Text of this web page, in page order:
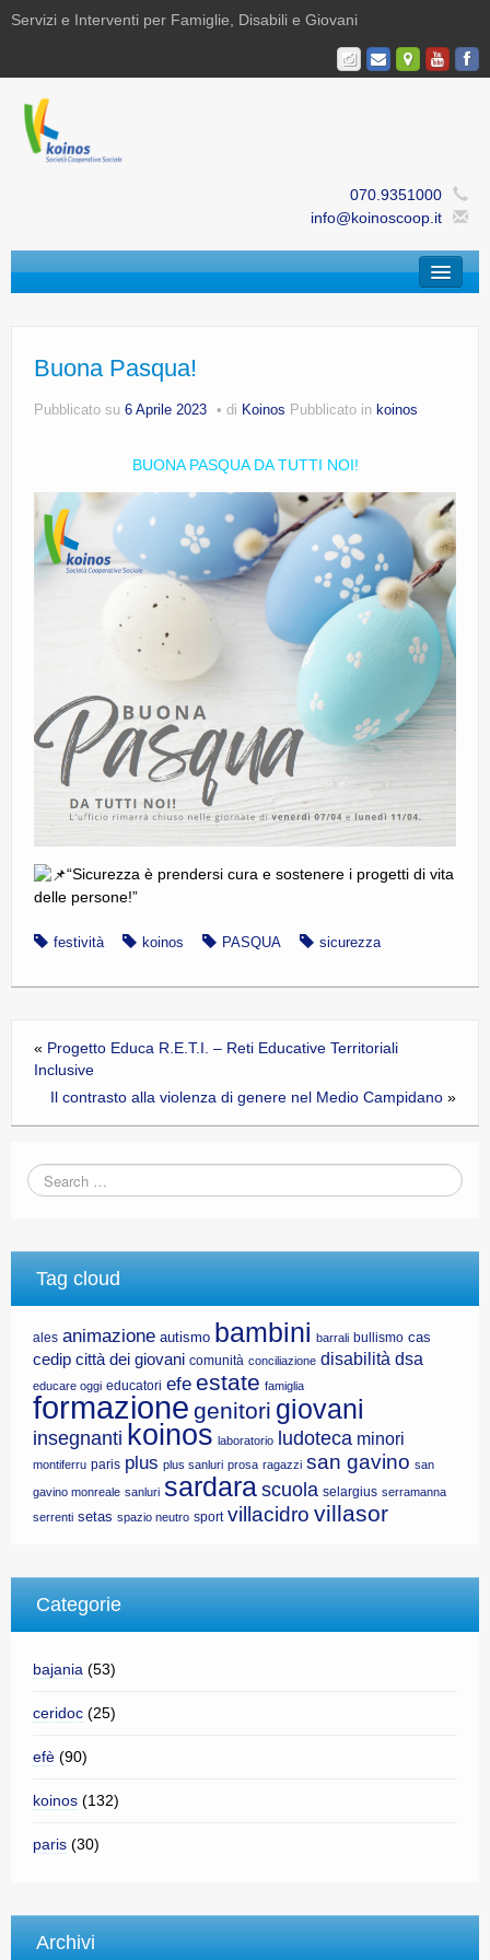
Servizi e Interventi per Famiglie, Disabili e Giovani
070.9351000
info@koinoscoop.it
Area Famiglie e Minori | Efè
Area Disabilità | Paris
Area Ricerca, Documentazione e Formazione |
CE.RI.FORM
CONTATTI
Whistleblowing
Lavora con noi
Centro Antiviolenza “Feminas” | PLUS Sanluri –
Guspini
Buona Pasqua!
Pubblicato su 6 Aprile 2023 di Koinos Pubblicato in koinos
BUONA PASQUA DA TUTTI NOI!
“Sicurezza è prendersi cura e sostenere i progetti di vita
delle persone!”
festività koinos PASQUA sicurezza
« Progetto Educa R.E.T.I. – Reti Educative Territoriali
Inclusive
Il contrasto alla violenza di genere nel Medio Campidano »
Tag cloud
ales animazione autismo bambini barrali bullismo cas
cedip città dei giovani comunità conciliazione disabilità dsa
educare oggi educatori efe estate famiglia
formazione genitori giovani
insegnanti koinos laboratorio ludoteca minori
montiferru paris plus plus sanluri prosa ragazzi san gavino san
gavino monreale sanluri sardara scuola selargius serramanna
serrenti setas spazio neutro sport villacidro villasor
Categorie
bajania (53)
ceridoc (25)
efè (90)
koinos (132)
paris (30)
Archivi